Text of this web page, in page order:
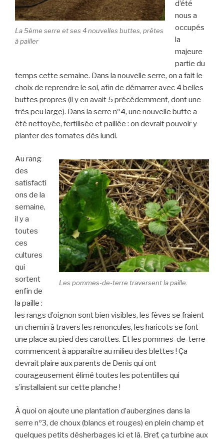
La 5ème serre et ses 4 nouvelles buttes, prêtes
à pailler
d’été
nous a
occupés
la
majeure
partie du
temps cette semaine. Dans la nouvelle serre, on a fait le
choix de reprendre le sol, afin de démarrer avec 4 belles
buttes propres (il y en avait 5 précédemment, dont une
très peu large). Dans la serre nº4, une nouvelle butte a
été nettoyée, fertilisée et paillée : on devrait pouvoir y
planter des tomates dès lundi.
Les pommes-de-terre traversent la paille.
Au rang
des
satisfacti
ons de la
semaine,
il y a
toutes
ces
cultures
qui
sortent
enfin de
la paille :
les rangs d’oignon sont bien visibles, les fèves se fraient
un chemin à travers les renoncules, les haricots se font
une place au pied des carottes. Et les pommes-de-terre
commencent à apparaître au milieu des blettes ! Ça
devrait plaire aux parents de Denis qui ont
courageusement élimé toutes les potentilles qui
s’installaient sur cette planche !
À quoi on ajoute une plantation d’aubergines dans la
serre nº3, de choux (blancs et rouges) en plein champ et
quelques petits désherbages ici et là. Bref, ça turbine aux